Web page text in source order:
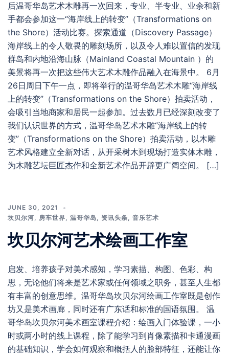
后温哥华岛艺术木雕再一次回来，专业、半专业、业余和新
手都会参加这一“海岸线上的转变”（Transformations on
the Shore）活动比赛。探索通道（Discovery Passage）
海岸线上的令人敬畏的雕刻场所，以及令人难以置信的发现
群岛和内地沿海山脉（Mainland Coastal Mountain ）的
美景将再一次把这些伟大艺术木雕作品融入在海景中。 6月
26日周日下午一点，即将举行的温哥华岛艺术木雕“海岸线
上的转变”（Transformations on the Shore）拍卖活动，
会吸引当地商家和居民一起参加。过去数月已经深刻改变了
我们认识世界的方式，温哥华岛艺术木雕“海岸线上的转
变”（Transformations on the Shore）拍卖活动，以木雕
艺术风格建立全新对话，从开采树木到现场打造实体木雕，
为木雕艺坛巨匠杰作和全新艺术作品开辟更广阔空间。 […]
JUNE 30, 2021
坎贝尔河, 房车世界, 温哥华岛, 资讯头条, 音乐艺术
坎贝尔河艺术绘画工作室
启发、培养孩子对美术感知，学习素描、构图、色彩、构
思，无论他们将来是艺术家或任何领域之职务，甚至人生都
有丰富的创意思维。温哥华岛坎贝尔河绘画工作室既是创作
坊又是美术画廊，同时还有广东话和标准的国语氛围。 温
哥华岛坎贝尔河美术画室课程介绍：绘画入门体验课，一小
时或两小时的线上课程，除了能学习到肖像素描和卡通漫画
的基础知识，学会如何观察和概括人的脸部特征，还能让你